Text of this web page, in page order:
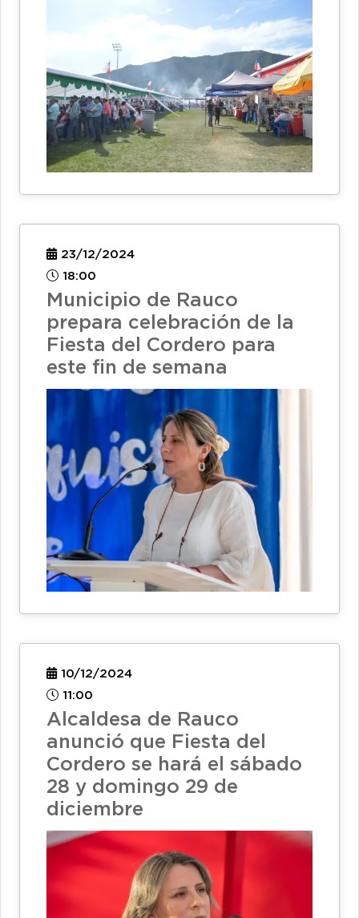
23/12/2024
18:00
Municipio de Rauco
prepara celebración de la
Fiesta del Cordero para
este fin de semana
10/12/2024
11:00
Alcaldesa de Rauco
anunció que Fiesta del
Cordero se hará el sábado
28 y domingo 29 de
diciembre